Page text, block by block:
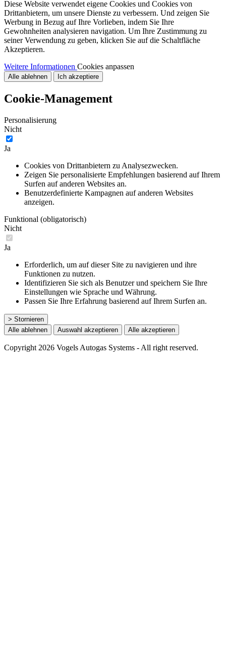
Diese Website verwendet eigene Cookies und Cookies von
Drittanbietern, um unsere Dienste zu verbessern. Und zeigen Sie
Werbung in Bezug auf Ihre Vorlieben, indem Sie Ihre
Gewohnheiten analysieren navigation. Um Ihre Zustimmung zu
seiner Verwendung zu geben, klicken Sie auf die Schaltfläche
Akzeptieren.
Weitere Informationen Cookies anpassen
Alle ablehnen Ich akzeptiere
Cookie-Management
Personalisierung
Nicht
Ja
Cookies von Drittanbietern zu Analysezwecken.
Zeigen Sie personalisierte Empfehlungen basierend auf Ihrem
Surfen auf anderen Websites an.
Benutzerdefinierte Kampagnen auf anderen Websites
anzeigen.
Funktional (obligatorisch)
Nicht
Ja
Erforderlich, um auf dieser Site zu navigieren und ihre
Funktionen zu nutzen.
Identifizieren Sie sich als Benutzer und speichern Sie Ihre
Einstellungen wie Sprache und Währung.
Passen Sie Ihre Erfahrung basierend auf Ihrem Surfen an.
> Stornieren
Alle ablehnen
Auswahl akzeptieren Alle akzeptieren
Copyright 2026 Vogels Autogas Systems - All right reserved.